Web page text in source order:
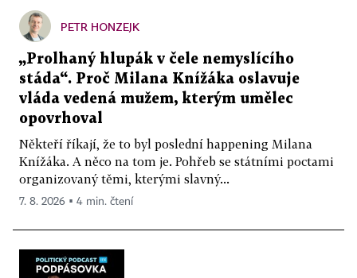
PETR HONZEJK
„Prolhaný hlupák v čele nemyslícího
stáda“. Proč Milana Knížáka oslavuje
vláda vedená mužem, kterým umělec
opovrhoval
Někteří říkají, že to byl poslední happening Milana
Knížáka. A něco na tom je. Pohřeb se státními poctami
organizovaný těmi, kterými slavný...
7. 8. 2026 ▪ 4 min. čtení